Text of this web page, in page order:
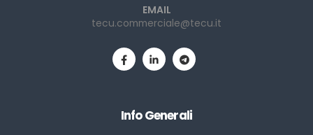
EMAIL
tecu.commerciale@tecu.it
Info Generali